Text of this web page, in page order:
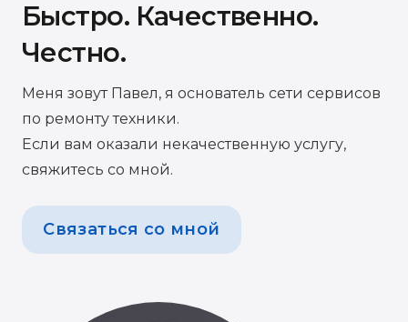
Быстро. Качественно.
Честно.
Меня зовут Павел, я основатель сети сервисов
по ремонту техники.
Если вам оказали некачественную услугу,
свяжитесь со мной.
Связаться со мной